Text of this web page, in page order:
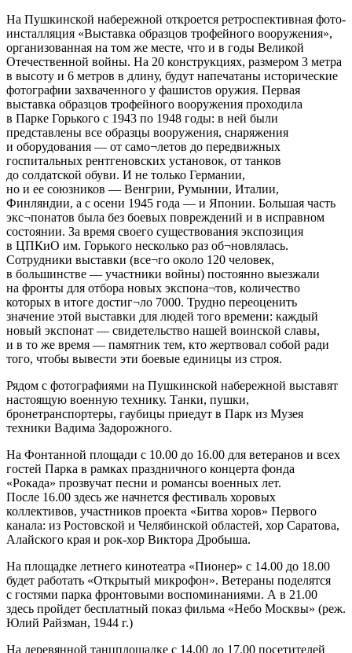
На Пушкинской набережной откроется ретроспективная фото-
инсталляция «Выставка образцов трофейного вооружения»,
организованная на том же месте, что и в годы Великой
Отечественной войны. На 20 конструкциях, размером 3 метра
в высоту и 6 метров в длину, будут напечатаны исторические
фотографии захваченного у фашистов оружия. Первая
выставка образцов трофейного вооружения проходила
в Парке Горького с 1943 по 1948 годы: в ней были
представлены все образцы вооружения, снаряжения
и оборудования — от само¬летов до передвижных
госпитальных рентгеновских установок, от танков
до солдатской обуви. И не только Германии,
но и ее союзников — Венгрии, Румынии, Италии,
Финляндии, а с осени 1945 года — и Японии. Большая часть
экс¬понатов была без боевых повреждений и в исправном
состоянии. За время своего существования экспозиция
в ЦПКиО им. Горького несколько раз об¬новлялась.
Сотрудники выставки (все¬го около 120 человек,
в большинстве — участники войны) постоянно выезжали
на фронты для отбора новых экспона¬тов, количество
которых в итоге достиг¬ло 7000. Трудно переоценить
значение этой выставки для людей того времени: каждый
новый экспонат — свидетельство нашей воинской славы,
и в то же время — памятник тем, кто жертвовал собой ради
того, чтобы вывести эти боевые единицы из строя.
Рядом с фотографиями на Пушкинской набережной выставят
настоящую военную технику. Танки, пушки,
бронетранспортеры, гаубицы приедут в Парк из Музея
техники Вадима Задорожного.
На Фонтанной площади с 10.00 до 16.00 для ветеранов и всех
гостей Парка в рамках праздничного концерта фонда
«Рокада» прозвучат песни и романсы военных лет.
После 16.00 здесь же начнется фестиваль хоровых
коллективов, участников проекта «Битва хоров» Первого
канала: из Ростовской и Челябинской областей, хор Саратова,
Алайского края и рок-хор Виктора Дробыша.
На площадке летнего кинотеатра «Пионер» с 14.00 до 18.00
будет работать «Открытый микрофон». Ветераны поделятся
с гостями парка фронтовыми воспоминаниями. А в 21.00
здесь пройдет бесплатный показ фильма «Небо Москвы» (реж.
Юлий Райзман, 1944 г.)
На деревянной танцплощадке с 14.00 до 17.00 посетителей